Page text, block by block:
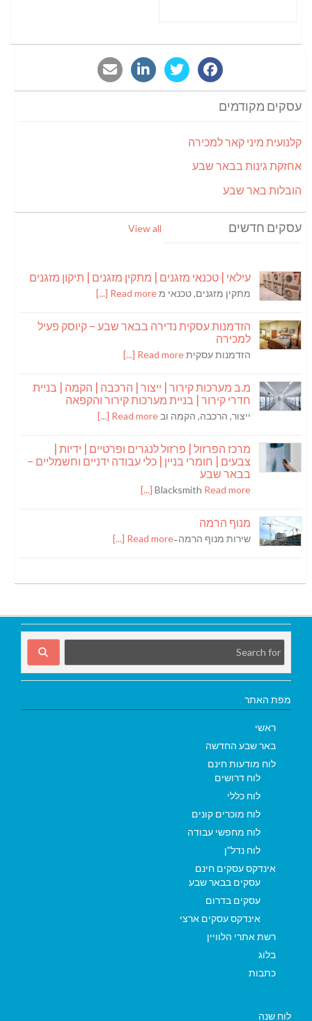
עסקים מקודמים
קלנועית מיני קאר למכירה
אחזקת גינות בבאר שבע
הובלות באר שבע
עסקים חדשים View all
עילאי | טכנאי מזגנים | מתקין מזגנים | תיקון מזגנים
מתקין מזגנים, טכנאי מRead more [...]
הזדמנות עסקית נדירה בבאר שבע – קיוסק פעיל
למכירה
הזדמנות עסקיתRead more [...]
מ.ב מערכות קירור | ייצור | הרכבה | הקמה | בניית
חדרי קירור | בניית מערכות קירור והקפאה
ייצור, הרכבה, הקמה וב Read more [...]
מרכז הפרזול | פרזול לנגרים ופרטיים | ידיות |
צבעים | חומרי בניין | כלי עבודה ידניים וחשמליים –
בבאר שבע
Blacksmith Read more [...]
מנוף הרמה
שירות מנוף הרמה ̵Read more [...]
מפת האתר
ראשי
באר שבע החדשה
לוח מודעות חינם
לוח דרושים
לוח כללי
לוח מוכרים קונים
לוח מחפשי עבודה
לוח נדל"ן
אינדקס עסקים חינם
עסקים בבאר שבע
עסקים בדרום
אינדקס עסקים ארצי
רשת אתרי הלוויין
בלוג
כתבות
לוח שנה